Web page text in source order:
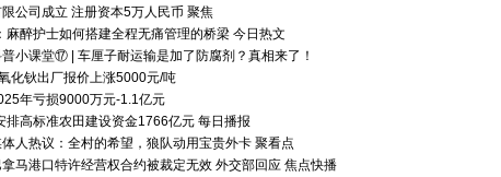
公司成立 注册资本5万人民币 聚焦
麻醉护士如何搭建全程无痛管理的桥梁 今日热文
小课堂⑰ | 车厘子耐运输是加了防腐剂？真相来了！
化钬出厂报价上涨5000元/吨
年亏损9000万元-1.1亿元
排高标准农田建设资金1766亿元 每日播报
人热议：全村的希望，狼队动用宝贵外卡 聚看点
马港口特许经营权合约被裁定无效 外交部回应 焦点快播